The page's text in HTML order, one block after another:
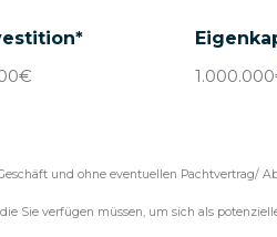
und ohne eventuellen Pachtvertrag/
Sie verfügen müssen, um sich als